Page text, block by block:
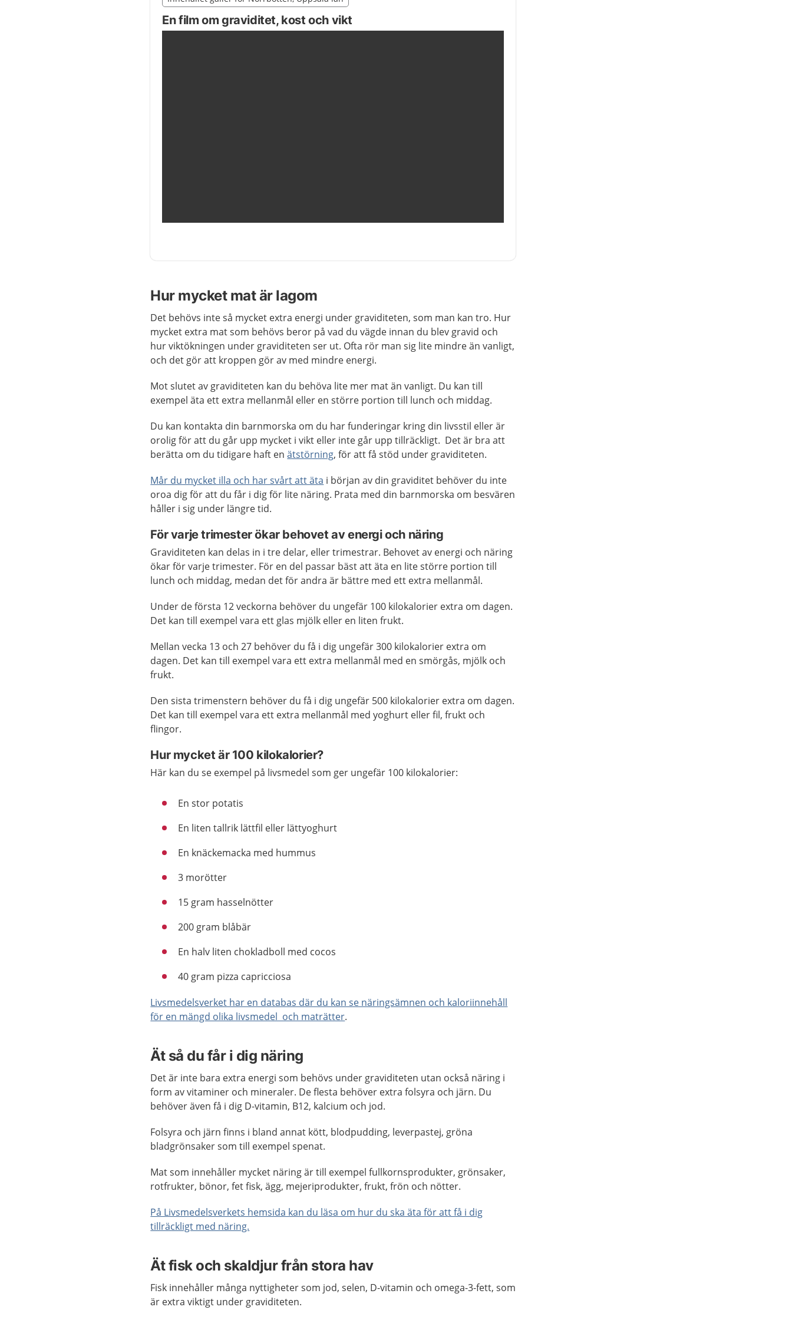
Nedan innehåll gäller region Norrbotten
En film om graviditet, kost och vikt
Hur mycket mat är lagom
Det behövs inte så mycket extra energi under graviditeten, som man kan tro. Hur
mycket extra mat som behövs beror på vad du vägde innan du blev gravid och
hur viktökningen under graviditeten ser ut. Ofta rör man sig lite mindre än vanligt,
och det gör att kroppen gör av med mindre energi.
Mot slutet av graviditeten kan du behöva lite mer mat än vanligt. Du kan till
exempel äta ett extra mellanmål eller en större portion till lunch och middag.
Du kan kontakta din barnmorska om du har funderingar kring din livsstil eller är
orolig för att du går upp mycket i vikt eller inte går upp tillräckligt. Det är bra att
berätta om du tidigare haft enätstörning, för att få stöd under graviditeten.
Mår du mycket illa och har svårt att äta i början av din graviditet behöver du inte
oroa dig för att du får i dig för lite näring. Prata med din barnmorska om besvären
håller i sig under längre tid.
För varje trimester ökar behovet av energi och näring
Graviditeten kan delas in i tre delar, eller trimestrar. Behovet av energi och näring
ökar för varje trimester. För en del passar bäst att äta en lite större portion till
lunch och middag, medan det för andra är bättre med ett extra mellanmål.
Under de första 12 veckorna behöver du ungefär 100 kilokalorier extra om dagen.
Det kan till exempel vara ett glas mjölk eller en liten frukt.
Mellan vecka 13 och 27 behöver du få i dig ungefär 300 kilokalorier extra om
dagen. Det kan till exempel vara ett extra mellanmål med en smörgås, mjölk och
frukt.
Den sista trimenstern behöver du få i dig ungefär 500 kilokalorier extra om dagen.
Det kan till exempel vara ett extra mellanmål med yoghurt eller fil, frukt och
flingor.
Hur mycket är 100 kilokalorier?
Här kan du se exempel på livsmedel som ger ungefär 100 kilokalorier:
En stor potatis
En liten tallrik lättfil eller lättyoghurt
En knäckemacka med hummus
3 morötter
15 gram hasselnötter
200 gram blåbär
En halv liten chokladboll med cocos
40 gram pizza capricciosa
Livsmedelsverket har en databas där du kan se näringsämnen och kaloriinnehåll
för en mängd olika livsmedel och maträtter.
Ät så du får i dig näring
Det är inte bara extra energi som behövs under graviditeten utan också näring i
form av vitaminer och mineraler. De flesta behöver extra folsyra och järn. Du
behöver även få i dig D-vitamin, B12, kalcium och jod.
Folsyra och järn finns i bland annat kött, blodpudding, leverpastej, gröna
bladgrönsaker som till exempel spenat.
Mat som innehåller mycket näring är till exempel fullkornsprodukter, grönsaker,
rotfrukter, bönor, fet fisk, ägg, mejeriprodukter, frukt, frön och nötter.
På Livsmedelsverkets hemsida kan du läsa om hur du ska äta för att få i dig
tillräckligt med näring.
Ät fisk och skaldjur från stora hav
Fisk innehåller många nyttigheter som jod, selen, D-vitamin och omega-3-fett, som
är extra viktigt under graviditeten.